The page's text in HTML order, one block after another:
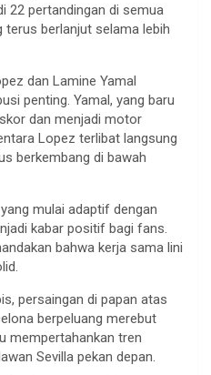
22 pertandingan di semua
terus berlanjut selama lebih
dan Lamine Yamal
penting. Yamal, yang baru
skor dan menjadi motor
Lopez terlibat langsung
berkembang di bawah
mulai adaptif dengan
kabar positif bagi fans.
bahwa kerja sama lini
persaingan di papan atas
berpeluang merebut
mempertahankan tren
Sevilla pekan depan.